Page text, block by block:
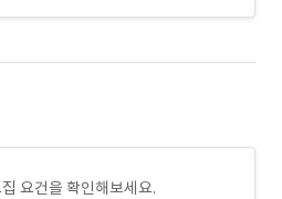
요건을 확인해보세요.